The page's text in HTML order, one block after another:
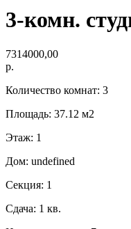
3-комн.
7314000,00
р.
Количество комнат: 3
Площадь: 37.12 м2
Этаж: 1
Дом: undefined
Секция: 1
Сдача: 1 кв.